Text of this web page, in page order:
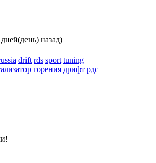
назад)
drift rds sport tuning
горения дрифт рдс